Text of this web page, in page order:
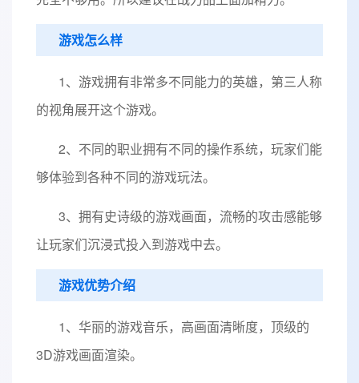
游戏怎么样
1、游戏拥有非常多不同能力的英雄，第三人称
的视角展开这个游戏。
2、不同的职业拥有不同的操作系统，玩家们能
够体验到各种不同的游戏玩法。
3、拥有史诗级的游戏画面，流畅的攻击感能够
让玩家们沉浸式投入到游戏中去。
游戏优势介绍
1、华丽的游戏音乐，高画面清晰度，顶级的
3D游戏画面渲染。